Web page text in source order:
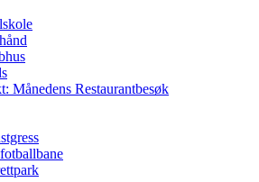
Månedens Restaurantbesøk